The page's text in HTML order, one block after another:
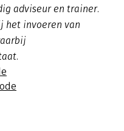
adviseur en trainer.
het invoeren van